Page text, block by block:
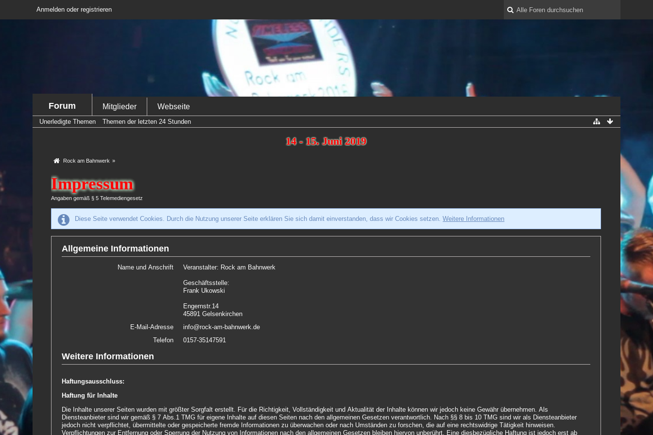
Anmelden oder registrieren
Forum Mitglieder Webseite
Unerledigte Themen Themen der letzten 24 Stunden
14 - 15. Juni 2019
Rock am Bahnwerk »
Impressum
Angaben gemäß § 5 Telemediengesetz
Diese Seite verwendet Cookies. Durch die Nutzung unserer Seite erklären Sie sich damit einverstanden, dass wir Cookies setzen.Weitere Informationen
Allgemeine Informationen
Name und Anschrift Veranstalter: Rock am Bahnwerk
Geschäftsstelle:
Frank Ukowski
Engernstr.14
45891 Gelsenkirchen
E-Mail-Adresse
info@rock-am-bahnwerk.de
Telefon
0157-35147591
Weitere Informationen
Haftungsausschluss:
Haftung für Inhalte
Die Inhalte unserer Seiten wurden mit größter Sorgfalt erstellt. Für die Richtigkeit, Vollständigkeit und Aktualität der Inhalte können wir jedoch keine Gewähr übernehmen. Als
Diensteanbieter sind wir gemäß § 7 Abs.1 TMG für eigene Inhalte auf diesen Seiten nach den allgemeinen Gesetzen verantwortlich. Nach §§ 8 bis 10 TMG sind wir als Diensteanbieter
jedoch nicht verpflichtet, übermittelte oder gespeicherte fremde Informationen zu überwachen oder nach Umständen zu forschen, die auf eine rechtswidrige Tätigkeit hinweisen.
Verpflichtungen zur Entfernung oder Sperrung der Nutzung von Informationen nach den allgemeinen Gesetzen bleiben hiervon unberührt. Eine diesbezügliche Haftung ist jedoch erst ab